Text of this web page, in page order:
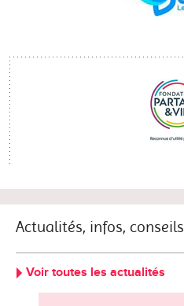
Actualités, infos, conseils
Voir toutes les actualités